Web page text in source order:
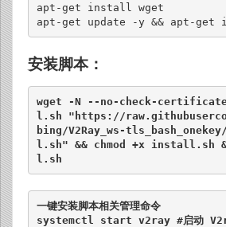
apt-get install wget
apt-get update -y && apt-
安装脚本：
wget -N --no-check-
l.sh "https://
bing/V2Ray_ws-
l.sh" && chmod +x install.sh
l.sh
一键安装脚本相关管理命令
systemctl start v2ray #启动